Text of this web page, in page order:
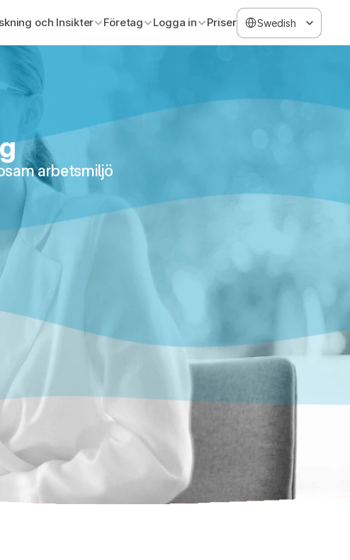
och Insikter Företag Logga in Priser
Select Language
Swedish
arbetsmiljö